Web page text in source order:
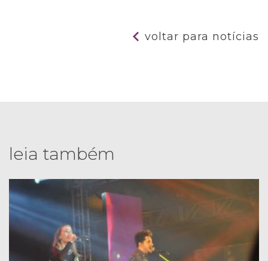
voltar para notícias
leia também